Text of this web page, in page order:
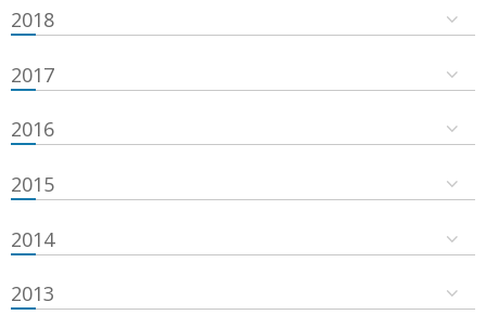
2018
2017
2016
2015
2014
2013